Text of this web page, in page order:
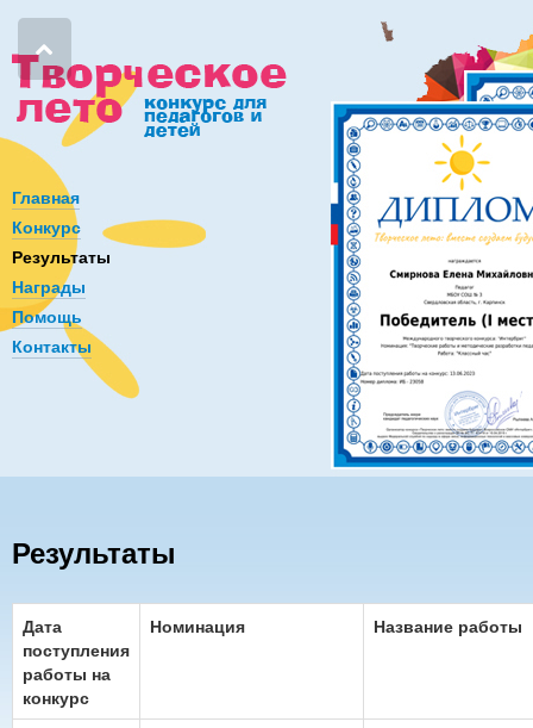
Главная
Конкурс
Результаты
Награды
Помощь
Контакты
Результаты
Дата
поступления
работы на
конкурс
Номинация Название работы